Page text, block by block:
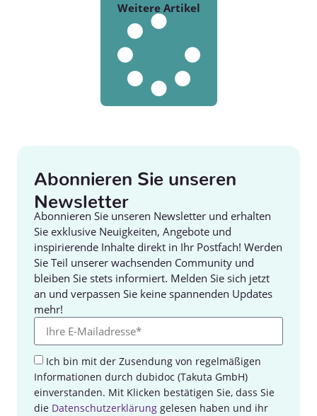
Weitere Artikel
Abonnieren Sie unseren
Newsletter
Abonnieren Sie unseren Newsletter und erhalten
Sie exklusive Neuigkeiten, Angebote und
inspirierende Inhalte direkt in Ihr Postfach! Werden
Sie Teil unserer wachsenden Community und
bleiben Sie stets informiert. Melden Sie sich jetzt
an und verpassen Sie keine spannenden Updates
mehr!
Ich bin mit der Zusendung von regelmäßigen
Informationen durch dubidoc (Takuta GmbH)
einverstanden. Mit Klicken bestätigen Sie, dass Sie
die Datenschutzerklärung gelesen haben und ihr